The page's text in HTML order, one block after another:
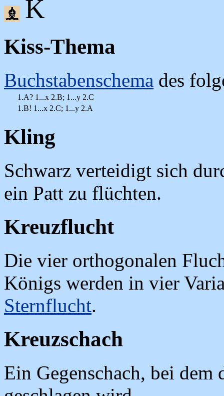
K
Kiss-Thema
Buchstabenschema des
1.A? 1...x 2.B; 1...y 2.C
1.B! 1...x 2.C; 1...y 2.A
Kling
Schwarz verteidigt sich
ein Patt zu flüchten.
Kreuzflucht
Die vier orthogonalen
Königs werden in vier
Sternflucht.
Kreuzschach
Ein Gegenschach, bei